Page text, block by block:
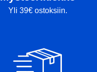
Yli 39€ ostoksiin.